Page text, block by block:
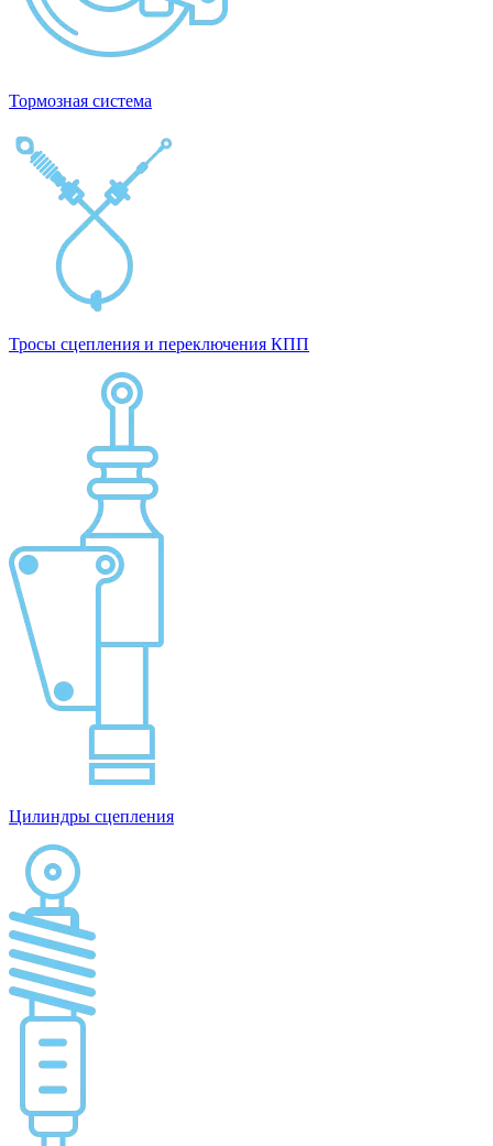
Тормозная система
Тросы сцепления и переключения КПП
Цилиндры сцепления